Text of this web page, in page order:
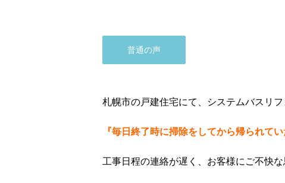
普通の声
札幌市の戸建住宅にて、システムバスリ
『毎日終了時に掃除をしてから帰られて
工事日程の連絡が遅く、お客様にご不快